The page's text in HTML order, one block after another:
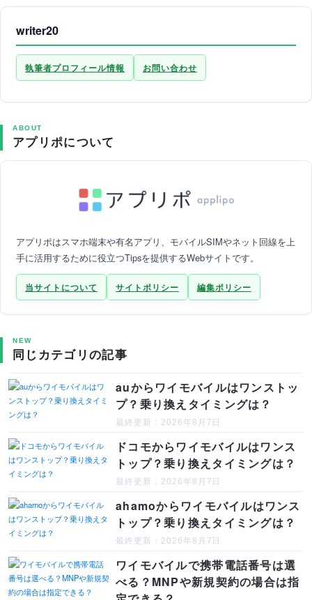
writer20
執筆者プロフィール情報 お問い合わせ
ABOUT
アプリポについて
アプリポはスマホ端末や有名アプリ、モバイルSIMやネット回線を上
手に活用するために役立つTipsを提供するWebサイトです。
当サイトについて サイトポリシー 編集ポリシー
NEW
同じカテゴリの記事
auからワイモバイルはワンストッ
プ？乗り換えタイミングは？
最終更新：2026年8月7日
ドコモからワイモバイルはワンス
トップ？乗り換えタイミングは？
最終更新：2026年8月7日
ahamoからワイモバイルはワンス
トップ？乗り換えタイミングは？
最終更新：2026年8月7日
ワイモバイルで携帯電話番号は選
べる？MNPや新規契約の場合は指